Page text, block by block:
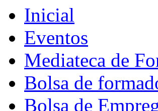
Inicial
Eventos
Mediateca de
Bolsa de
Bolsa de